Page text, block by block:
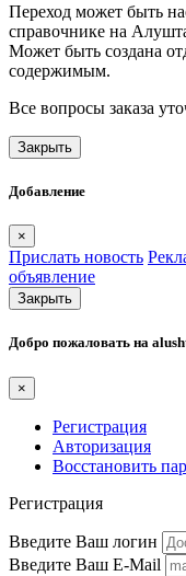
Переход может быть
справочнике на
Может быть создана
содержимым.
Все вопросы заказа
Закрыть
Добавление
×
Прислать новость
объявление
Закрыть
Добро пожаловать на
×
Регистрация
Авторизация
Восстановить
Регистрация
Введите Ваш логин
Введите Ваш E-Mail